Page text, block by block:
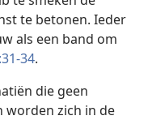
te betonen. Ieder
als een band om
34.
die geen
worden zich in de